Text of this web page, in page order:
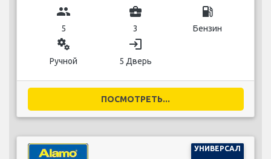
group
5
business_center
3
local_gas_station
Бензин
miscellaneous_services
Ручной
login
5 Дверь
ПОСМОТРЕТЬ...
УНИВЕРСАЛ